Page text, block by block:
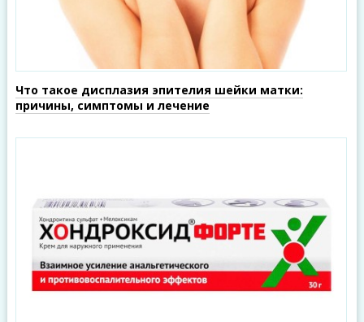
Что такое дисплазия эпителия шейки матки:
причины, симптомы и лечение